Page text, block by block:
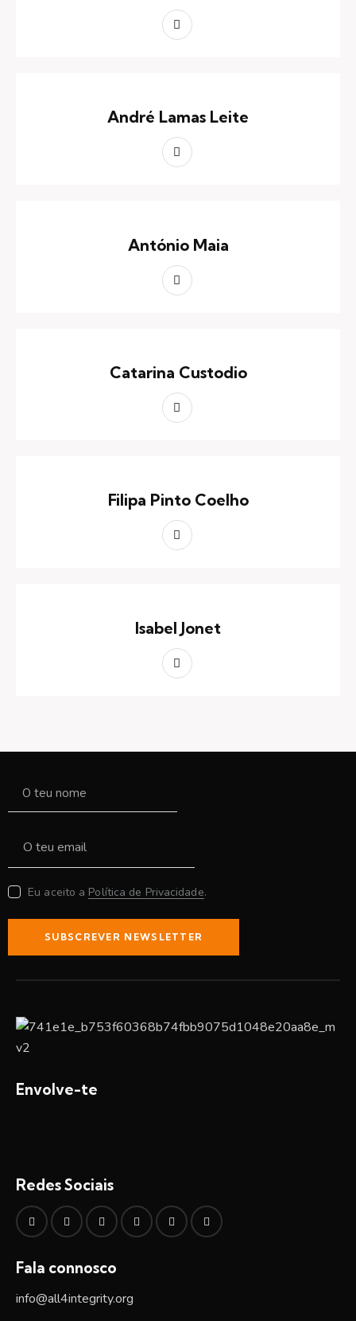
André Lamas Leite
António Maia
Catarina Custodio
Filipa Pinto Coelho
Isabel Jonet
Eu aceito a Política de Privacidade.
SUBSCREVER NEWSLETTER
Envolve-te
Redes Sociais
Fala connosco
info@all4integrity.org